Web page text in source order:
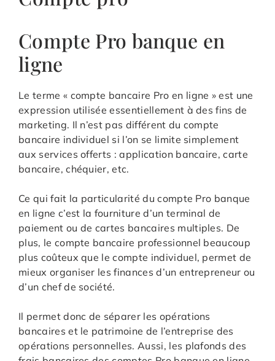
Compte Pro banque en
ligne
Le terme « compte bancaire Pro en ligne » est une
expression utilisée essentiellement à des fins de
marketing. Il n’est pas différent du compte
bancaire individuel si l’on se limite simplement
aux services offerts : application bancaire, carte
bancaire, chéquier, etc.
Ce qui fait la particularité du compte Pro banque
en ligne c’est la fourniture d’un terminal de
paiement ou de cartes bancaires multiples. De
plus, le compte bancaire professionnel beaucoup
plus coûteux que le compte individuel, permet de
mieux organiser les finances d’un entrepreneur ou
d’un chef de société.
Il permet donc de séparer les opérations
bancaires et le patrimoine de l’entreprise des
opérations personnelles. Aussi, les plafonds des